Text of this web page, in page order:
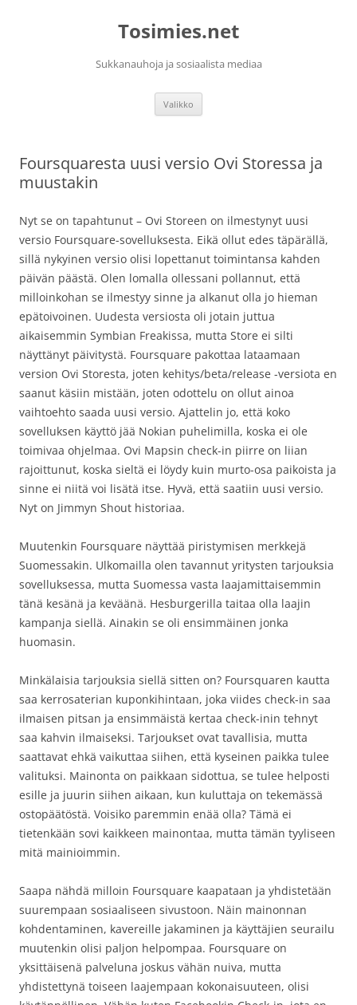
Tosimies.net
Sukkanauhoja ja sosiaalista mediaa
Valikko
Foursquaresta uusi versio Ovi Storessa ja
muustakin
Nyt se on tapahtunut – Ovi Storeen on ilmestynyt uusi
versio Foursquare-sovelluksesta. Eikä ollut edes täpärällä,
sillä nykyinen versio olisi lopettanut toimintansa kahden
päivän päästä. Olen lomalla ollessani pollannut, että
milloinkohan se ilmestyy sinne ja alkanut olla jo hieman
epätoivoinen. Uudesta versiosta oli jotain juttua
aikaisemmin Symbian Freakissa, mutta Store ei silti
näyttänyt päivitystä. Foursquare pakottaa lataamaan
version Ovi Storesta, joten kehitys/beta/release -versiota en
saanut käsiin mistään, joten odottelu on ollut ainoa
vaihtoehto saada uusi versio. Ajattelin jo, että koko
sovelluksen käyttö jää Nokian puhelimilla, koska ei ole
toimivaa ohjelmaa. Ovi Mapsin check-in piirre on liian
rajoittunut, koska sieltä ei löydy kuin murto-osa paikoista ja
sinne ei niitä voi lisätä itse. Hyvä, että saatiin uusi versio.
Nyt on Jimmyn Shout historiaa.
Muutenkin Foursquare näyttää piristymisen merkkejä
Suomessakin. Ulkomailla olen tavannut yritysten tarjouksia
sovelluksessa, mutta Suomessa vasta laajamittaisemmin
tänä kesänä ja keväänä. Hesburgerilla taitaa olla laajin
kampanja siellä. Ainakin se oli ensimmäinen jonka
huomasin.
Minkälaisia tarjouksia siellä sitten on? Foursquaren kautta
saa kerrosaterian kuponkihintaan, joka viides check-in saa
ilmaisen pitsan ja ensimmäistä kertaa check-inin tehnyt
saa kahvin ilmaiseksi. Tarjoukset ovat tavallisia, mutta
saattavat ehkä vaikuttaa siihen, että kyseinen paikka tulee
valituksi. Mainonta on paikkaan sidottua, se tulee helposti
esille ja juurin siihen aikaan, kun kuluttaja on tekemässä
ostopäätöstä. Voisiko paremmin enää olla? Tämä ei
tietenkään sovi kaikkeen mainontaa, mutta tämän tyyliseen
mitä mainioimmin.
Saapa nähdä milloin Foursquare kaapataan ja yhdistetään
suurempaan sosiaaliseen sivustoon. Näin mainonnan
kohdentaminen, kavereille jakaminen ja käyttäjien seurailu
muutenkin olisi paljon helpompaa. Foursquare on
yksittäisenä palveluna joskus vähän nuiva, mutta
yhdistettynä toiseen laajempaan kokonaisuuteen, olisi